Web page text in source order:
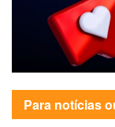
Para notícias